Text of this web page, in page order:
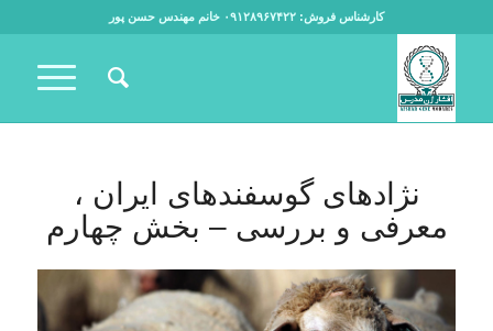
کارشناس فروش: ۰۹۱۲۸۹۶۷۴۲۲ خانم مهندس حسن پور
نژادهای گوسفندهای ایران ،
معرفی و بررسی – بخش چهارم